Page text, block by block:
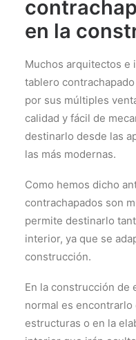
en la
Muchos arquitectos e
tablero
por sus múltiples
calidad y fácil de
destinarlo desde las
las más modernas.
Como hemos dicho
contrachapados son
permite destinarlo
interior, ya que se
construcción.
En la construcción de
normal es
estructuras o en la